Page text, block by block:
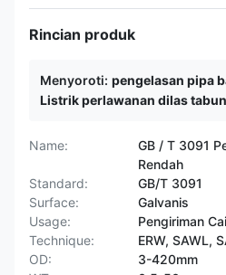
Rincian produk
Menyoroti: pengelasan pipa
Listrik perlawanan dilas
Name:
GB / T 3091
Rendah
Standard:
GB/T 3091
Surface:
Galvanis
Usage:
Pengiriman
Technique:
ERW, SAWL,
OD:
3-420mm